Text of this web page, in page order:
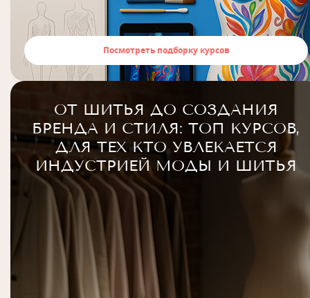
Посмотреть подборку курсов
ОТ ШИТЬЯ ДО СОЗДАНИЯ
БРЕНДА И СТИЛЯ: ТОП КУРСОВ,
ДЛЯ ТЕХ КТО УВЛЕКАЕТСЯ
ИНДУСТРИЕЙ МОДЫ И ШИТЬЯ